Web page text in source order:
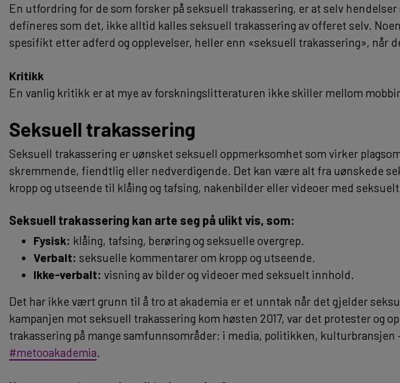
En utfordring for de som forsker på seksuell trakassering, er at selv
defineres som det, ikke alltid kalles seksuell trakassering av offeret selv.
spesifikt etter adferd og opplevelser, heller enn «seksuell trakassering», når
Kritikk
En vanlig kritikk er at mye av forskningslitteraturen ikke skiller mellom
Seksuell trakassering
Seksuell trakassering er uønsket seksuell oppmerksomhet som virker
skremmende, fiendtlig eller nedverdigende. Det kan være alt fra uønskede
kropp og utseende til klåing og tafsing, nakenbilder eller videoer med
Seksuell trakassering kan arte seg på ulikt vis, som:
Fysisk: klåing, tafsing, berøring og seksuelle overgrep.
Verbalt: seksuelle kommentarer om kropp og utseende.
Ikke-verbalt: visning av bilder og videoer med seksuelt innhold.
Det har ikke vært grunn til å tro at akademia er et unntak når det gjelder
kampanjen mot seksuell trakassering kom høsten 2017, var det protester og
trakassering på mange samfunnsområder: i media, politikken, kulturbransjen
#metooakademia.